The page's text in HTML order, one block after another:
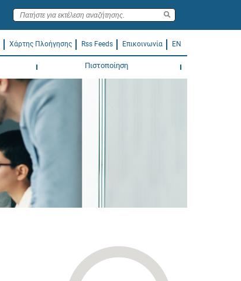
Χάρτης Πλοήγησης Rss Feeds Επικοινωνία EN
Πιστοποίηση